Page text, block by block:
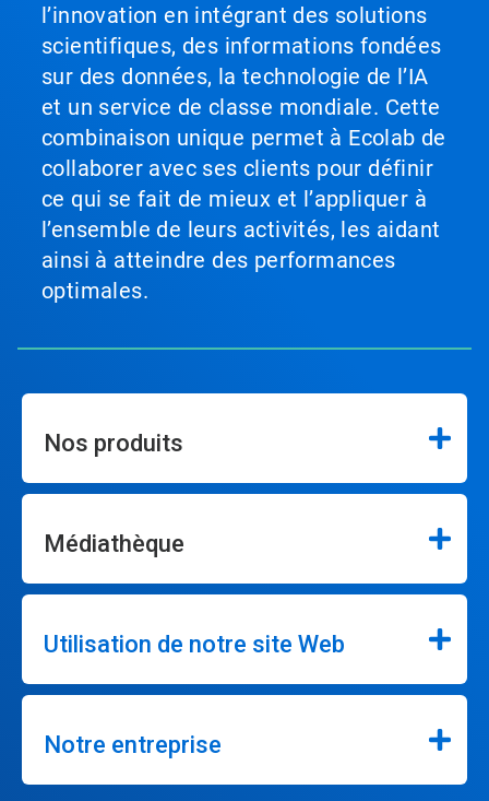
l’innovation en intégrant des solutions
scientifiques, des informations fondées
sur des données, la technologie de l’IA
et un service de classe mondiale. Cette
combinaison unique permet à Ecolab de
collaborer avec ses clients pour définir
ce qui se fait de mieux et l’appliquer à
l’ensemble de leurs activités, les aidant
ainsi à atteindre des performances
optimales.
Nos produits
Médiathèque
Utilisation de notre site Web
Notre entreprise